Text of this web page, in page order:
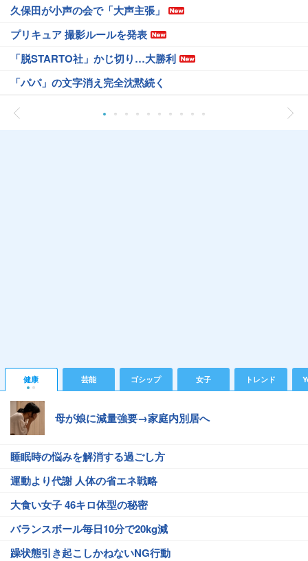
久保田が小声の会で「大声主張」
プリキュア 撮影ルールを発表
「脱STARTO社」かじ切り…大勝利
「パパ」の文字消え完全沈黙続く
健康 芸能 ゴシップ 女子 トレンド
母が娘に減量強要→家庭内別居へ
睡眠時の悩みを解消する過ごし方
運動より代謝 人体の省エネ戦略
大食い女子 46キロ体型の秘密
バランスボール毎日10分で20kg減
躁状態引き起こしかねないNG行動